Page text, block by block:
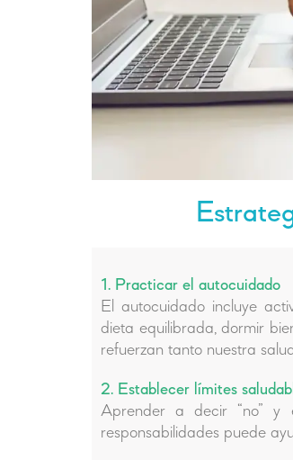
1. Practicar el autocuidado
El autocuidado incluye
dieta equilibrada, dormir
refuerzan tanto nuestra
2. Establecer límites
Aprender a decir “no” y
responsabilidades puede